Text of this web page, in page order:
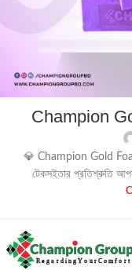
Champion
💎 Champion Gold Foam
টেকসইতার প্রতিশ্রুতি